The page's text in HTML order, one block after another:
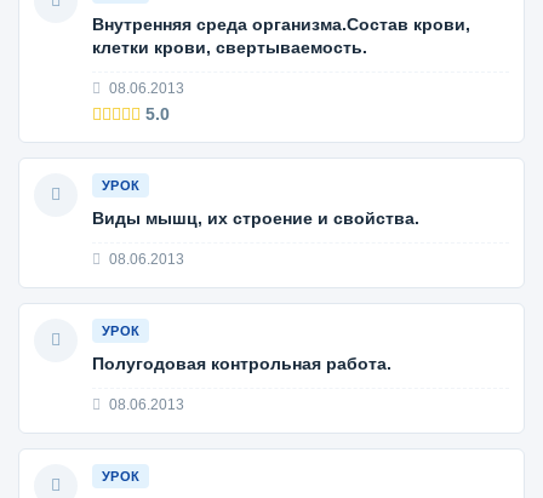
Внутренняя среда организма.Состав крови,
клетки крови, свертываемость.
08.06.2013
5.0
УРОК
Виды мышц, их строение и свойства.
08.06.2013
УРОК
Полугодовая контрольная работа.
08.06.2013
УРОК